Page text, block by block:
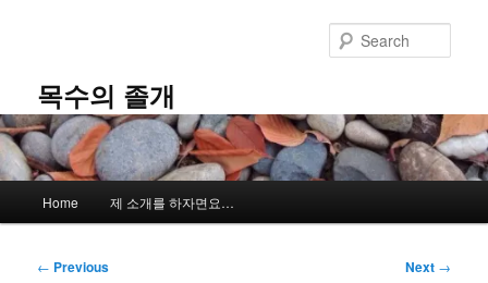
content목수의 졸개
Home 제 소개를 하자면요…
Post
← Previous Next →